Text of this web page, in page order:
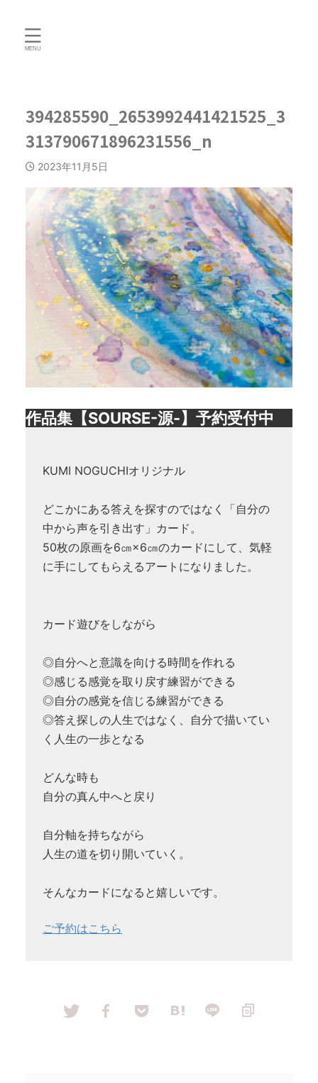
394285590_2653992441421525_3
313790671896231556_n
2023年11月5日
作品集【SOURSE-源-】予約受付中
KUMI NOGUCHIオリジナル
どこかにある答えを探すのではなく「自分の
中から声を引き出す」カード。
50枚の原画を6㎝×6㎝のカードにして、気軽
に手にしてもらえるアートになりました。
カード遊びをしながら
◎自分へと意識を向ける時間を作れる
◎感じる感覚を取り戻す練習ができる
◎自分の感覚を信じる練習ができる
◎答え探しの人生ではなく、自分で描いてい
く人生の一歩となる
どんな時も
自分の真ん中へと戻り
自分軸を持ちながら
人生の道を切り開いていく。
そんなカードになると嬉しいです。
ご予約はこちら